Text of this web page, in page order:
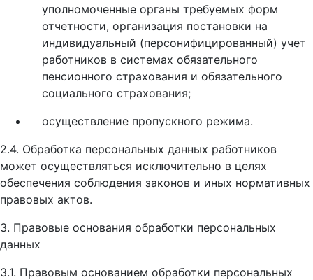
уполномоченные органы требуемых форм
отчетности, организация постановки на
индивидуальный (персонифицированный) учет
работников в системах обязательного
пенсионного страхования и обязательного
социального страхования;
осуществление пропускного режима.
2.4. Обработка персональных данных работников
может осуществляться исключительно в целях
обеспечения соблюдения законов и иных нормативных
правовых актов.
3. Правовые основания обработки персональных
данных
3.1. Правовым основанием обработки персональных